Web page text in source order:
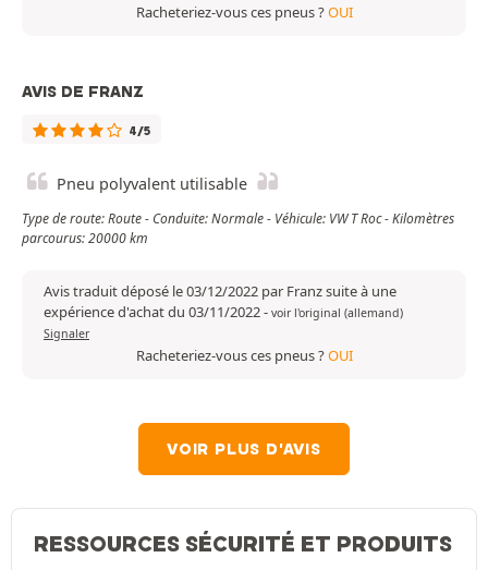
Racheteriez-vous ces pneus ?OUI
AVIS DE FRANZ
4/5
Pneu polyvalent utilisable
Type de route: Route - Conduite: Normale - Véhicule: VW T Roc - Kilomètres
parcourus: 20000 km
Avis traduit déposé le 03/12/2022 par Franz suite à une
expérience d'achat du 03/11/2022- voir l'original (allemand)
Signaler
Racheteriez-vous ces pneus ?OUI
VOIR PLUS D'AVIS
RESSOURCES SÉCURITÉ ET PRODUITS